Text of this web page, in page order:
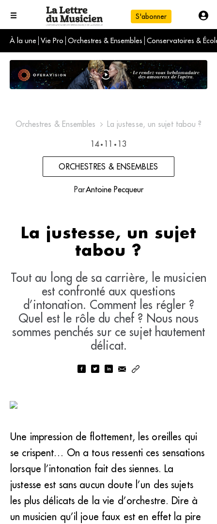
S'abonner
À la une Vie Pro Orchestres & Ensembles Conservatoires &
L'info du jour
Le numéro du mois
International
Orchestres & Ensembles La justesse, un sujet tabou ?
14 • 11 • 13
ORCHESTRES & ENSEMBLES
ParAntoine Pecqueur
La justesse, un sujet
tabou ?
Tout au long de sa carrière, le musicien
est confronté aux questions
d’intonation. Comment les régler ?
Quel est le rôle du chef ? Nous nous
sommes penchés sur ce sujet hautement
délicat.
Une impression de flottement, les oreilles qui
se crispent… On a tous ressenti ces sensations
lorsque l’intonation fait des siennes. La
justesse est sans aucun doute l’un des sujets
les plus délicats de la vie d’orchestre. Dire à
un musicien qu’il joue faux est en effet la pire